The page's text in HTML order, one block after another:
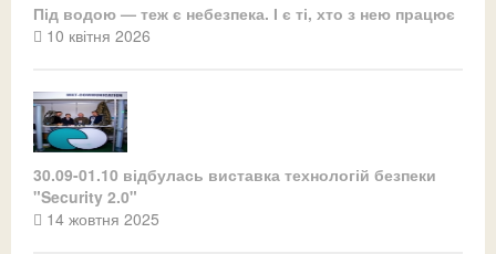
Під водою — теж є небезпека. І є ті, хто з нею працює
10 квітня 2026
30.09-01.10 відбулась виставка технологій безпеки
"Security 2.0"
14 жовтня 2025